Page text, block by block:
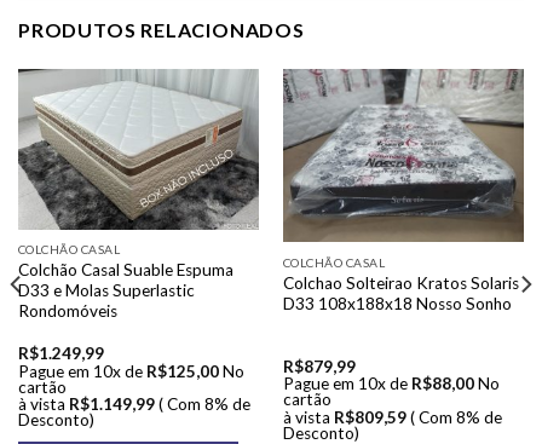
PRODUTOS RELACIONADOS
COLCHÃO CASAL
Colchão Casal Suable Espuma
D33 e Molas Superlastic
Rondomóveis
R$1.249,99
Pague em 10x de R$125,00 No
cartão
à vista R$1.149,99 ( Com 8% de
Desconto)
COLCHÃO CASAL
Colchao Solteirao Kratos Solaris
D33 108x188x18 Nosso Sonho
R$879,99
Pague em 10x de R$88,00 No
cartão
à vista R$809,59 ( Com 8% de
Desconto)